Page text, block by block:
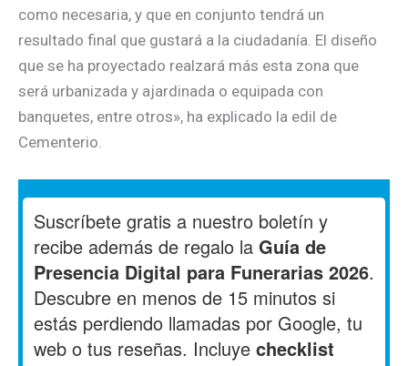
como necesaria, y que en conjunto tendrá un
resultado final que gustará a la ciudadanía. El diseño
que se ha proyectado realzará más esta zona que
será urbanizada y ajardinada o equipada con
banquetes, entre otros», ha explicado la edil de
Cementerio.